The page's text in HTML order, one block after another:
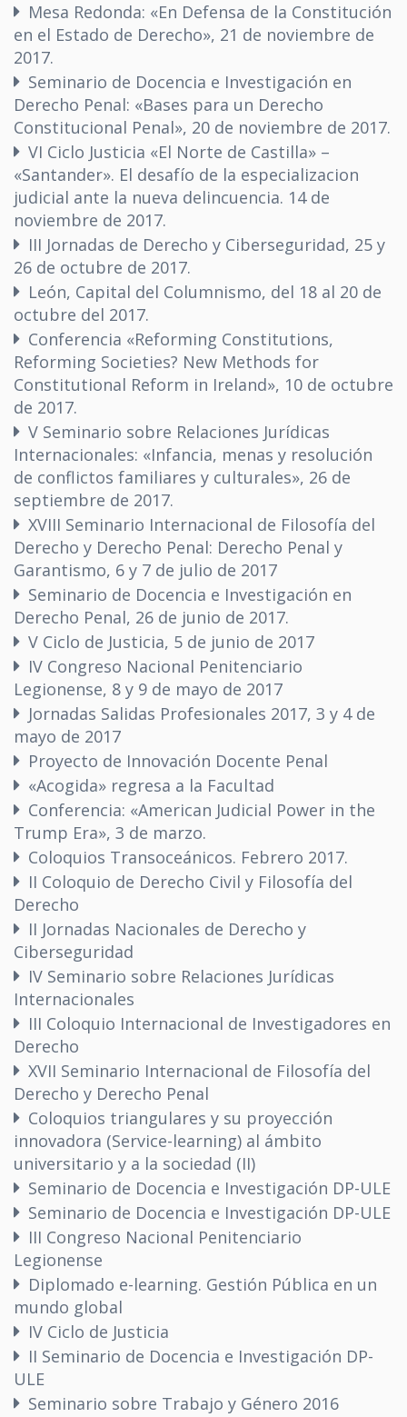
Mesa Redonda: «En Defensa de la Constitución
en el Estado de Derecho», 21 de noviembre de
2017.
Seminario de Docencia e Investigación en
Derecho Penal: «Bases para un Derecho
Constitucional Penal», 20 de noviembre de 2017.
VI Ciclo Justicia «El Norte de Castilla» –
«Santander». El desafío de la especializacion
judicial ante la nueva delincuencia. 14 de
noviembre de 2017.
III Jornadas de Derecho y Ciberseguridad, 25 y
26 de octubre de 2017.
León, Capital del Columnismo, del 18 al 20 de
octubre del 2017.
Conferencia «Reforming Constitutions,
Reforming Societies? New Methods for
Constitutional Reform in Ireland», 10 de octubre
de 2017.
V Seminario sobre Relaciones Jurídicas
Internacionales: «Infancia, menas y resolución
de conflictos familiares y culturales», 26 de
septiembre de 2017.
XVIII Seminario Internacional de Filosofía del
Derecho y Derecho Penal: Derecho Penal y
Garantismo, 6 y 7 de julio de 2017
Seminario de Docencia e Investigación en
Derecho Penal, 26 de junio de 2017.
V Ciclo de Justicia, 5 de junio de 2017
IV Congreso Nacional Penitenciario
Legionense, 8 y 9 de mayo de 2017
Jornadas Salidas Profesionales 2017, 3 y 4 de
mayo de 2017
Proyecto de Innovación Docente Penal
«Acogida» regresa a la Facultad
Conferencia: «American Judicial Power in the
Trump Era», 3 de marzo.
Coloquios Transoceánicos. Febrero 2017.
II Coloquio de Derecho Civil y Filosofía del
Derecho
II Jornadas Nacionales de Derecho y
Ciberseguridad
IV Seminario sobre Relaciones Jurídicas
Internacionales
III Coloquio Internacional de Investigadores en
Derecho
XVII Seminario Internacional de Filosofía del
Derecho y Derecho Penal
Coloquios triangulares y su proyección
innovadora (Service-learning) al ámbito
universitario y a la sociedad (II)
Seminario de Docencia e Investigación DP-ULE
Seminario de Docencia e Investigación DP-ULE
III Congreso Nacional Penitenciario
Legionense
Diplomado e-learning. Gestión Pública en un
mundo global
IV Ciclo de Justicia
II Seminario de Docencia e Investigación DP-
ULE
Seminario sobre Trabajo y Género 2016